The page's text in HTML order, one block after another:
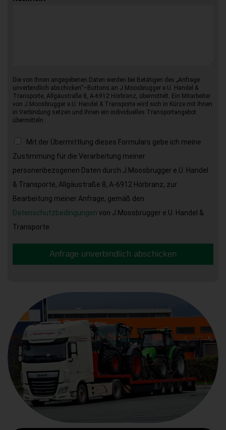
Die von Ihnen angegebenen Daten werden bei Betätigen des „Anfrage
unverbindlich abschicken“–Buttons an J.Moosbrugger e.U. Handel &
Transporte, Allgäustraße 8, A-6912 Hörbranz, übermittelt. Ein Mitarbeiter
von J.Moosbrugger e.U. Handel & Transporte wird sich in Kürze mit Ihnen
in Verbindung setzen und Ihnen ein individuelles Transportangebot
übermitteln.
Mit der Übermittlung dieses Formulars gebe ich meine
Zustimmung für die Verarbeitung meiner
personenbezogenen Daten durch J.Moosbrugger e.U. Handel
& Transporte, Allgäustraße 8, A-6912 Hörbranz, zur
Bearbeitung meiner Anfrage, gemäß den
Datenschutzbedingungen von J.Moosbrugger e.U. Handel &
Transporte.
Anfrage unverbindlich abschicken